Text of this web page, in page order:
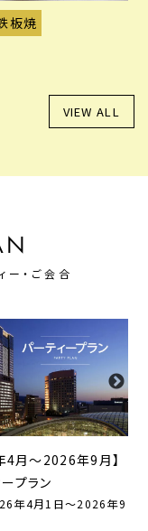
板焼
VIEW ALL
・ご会合
4月～2026年9月】
プラン
年4月1日～2026年9